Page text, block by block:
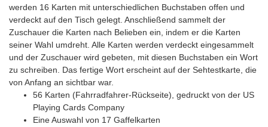
werden 16 Karten mit unterschiedlichen Buchstaben offen und
verdeckt auf den Tisch gelegt. Anschließend sammelt der
Zuschauer die Karten nach Belieben ein, indem er die Karten
seiner Wahl umdreht. Alle Karten werden verdeckt eingesammelt
und der Zuschauer wird gebeten, mit diesen Buchstaben ein Wort
zu schreiben. Das fertige Wort erscheint auf der Sehtestkarte, die
von Anfang an sichtbar war.
56 Karten (Fahrradfahrer-Rückseite), gedruckt von der US
Playing Cards Company
Eine Auswahl von 17 Gaffelkarten